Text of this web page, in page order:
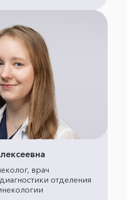
врач
отделения